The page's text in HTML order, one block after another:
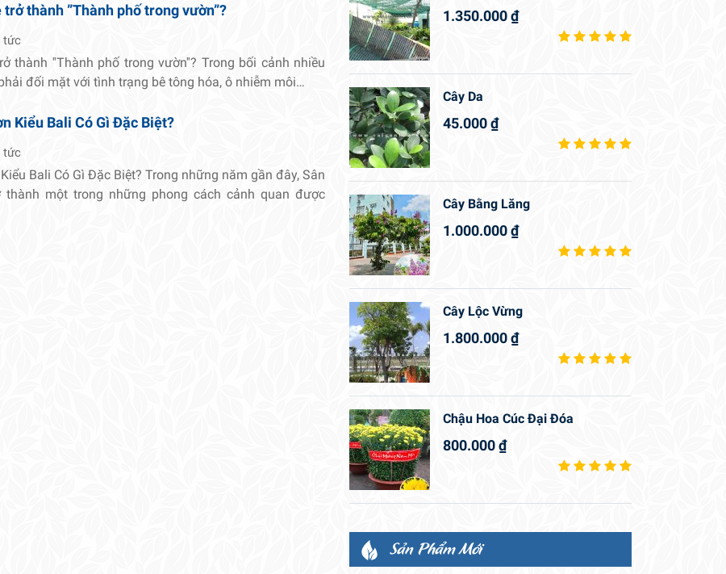
thành ”Thành phố trong vườn”?
tức
thành ''Thành phố trong vườn''? Trong bối cảnh nhiều
đối mặt với tình trạng bê tông hóa, ô nhiễm môi…
Kiểu Bali Có Gì Đặc Biệt?
tức
Bali Có Gì Đặc Biệt? Trong những năm gần đây, Sân
thành một trong những phong cách cảnh quan được
1.350.000₫
Cây Da
45.000₫
Cây Bằng Lăng
1.000.000₫
Cây Lộc Vừng
1.800.000₫
Chậu Hoa Cúc Đại Đóa
800.000₫
Sản Phẩm Mới